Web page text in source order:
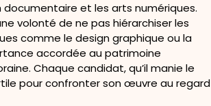
et les arts numériques.
volonté de ne pas hiérarchiser les
comme le design graphique ou la
accordée au patrimoine
Chaque candidat, qu’il manie le
pour confronter son œuvre au regard